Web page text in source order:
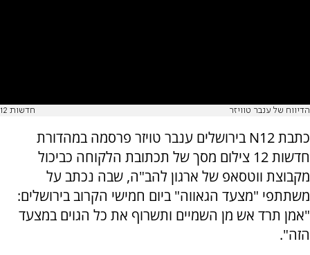
הדיווח של ענבר טוויזר חדשות 12
כתבת N12 בירושלים ענבר טויזר פרסמה במהדורת
חדשות 12 צילום מסך של תכתובת הלקוחה כביכול
מקבוצת ווטסאפ של ארגון להב"ה, שבה נכתב על
משתתפי "מצעד הגאווה" ביום חמישי הקרוב בירושלים:
"אמן תרד אש מן השמיים ותשרוף את כל הגוים במצעד
הזה".